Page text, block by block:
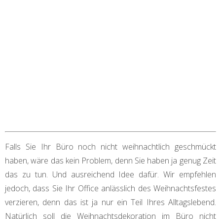
Falls Sie Ihr Büro noch nicht weihnachtlich geschmückt
haben, wäre das kein Problem, denn Sie haben ja genug Zeit
das zu tun. Und ausreichend Idee dafür. Wir empfehlen
jedoch, dass Sie Ihr Office anlässlich des Weihnachtsfestes
verzieren, denn das ist ja nur ein Teil Ihres Alltagslebend.
Natürlich soll die Weihnachtsdekoration im Büro nicht